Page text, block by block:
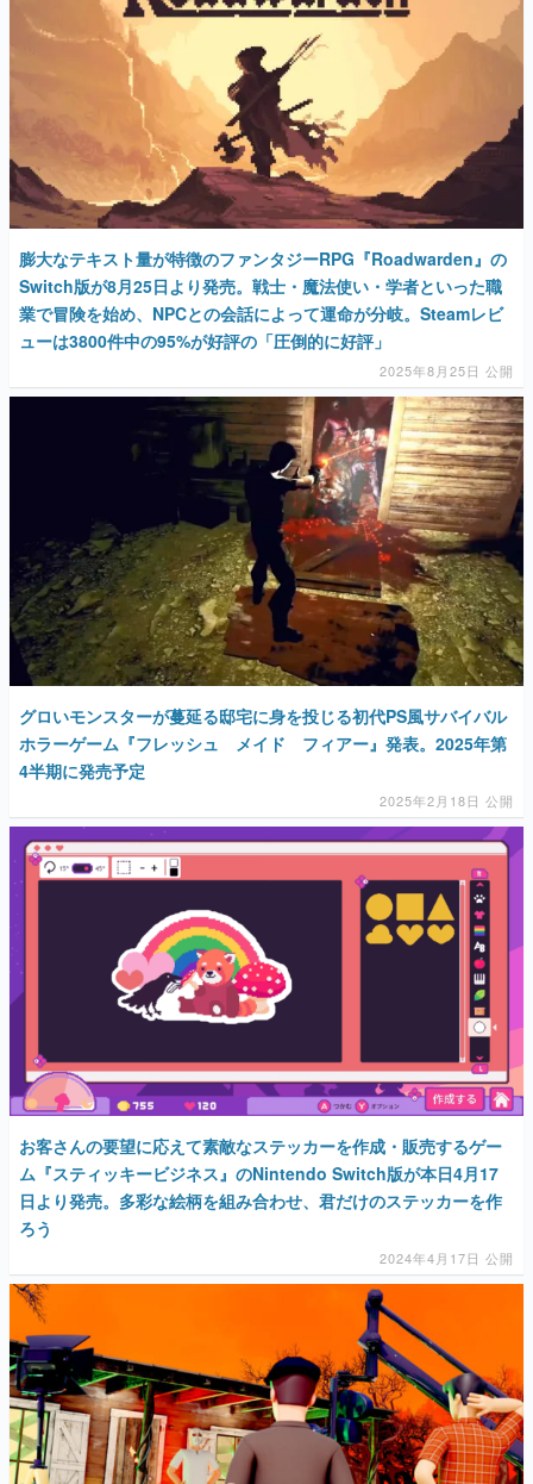
膨大なテキスト量が特徴のファンタジーRPG『Roadwarden』の
Switch版が8月25日より発売。戦士・魔法使い・学者といった職
業で冒険を始め、NPCとの会話によって運命が分岐。Steamレビ
ューは3800件中の95%が好評の「圧倒的に好評」
2025年8月25日 公開
グロいモンスターが蔓延る邸宅に身を投じる初代PS風サバイバル
ホラーゲーム『フレッシュ メイド フィアー』発表。2025年第
4半期に発売予定
2025年2月18日 公開
お客さんの要望に応えて素敵なステッカーを作成・販売するゲー
ム『スティッキービジネス』のNintendo Switch版が本日4月17
日より発売。多彩な絵柄を組み合わせ、君だけのステッカーを作
ろう
2024年4月17日 公開